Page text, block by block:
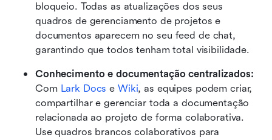
bloqueio. Todas as atualizações dos seus
quadros de gerenciamento de projetos e
documentos aparecem no seu feed de chat,
garantindo que todos tenham total visibilidade.
Conhecimento e documentação centralizados:
Com Lark Docs e Wiki, as equipes podem criar,
compartilhar e gerenciar toda a documentação
relacionada ao projeto de forma colaborativa.
Use quadros brancos colaborativos para